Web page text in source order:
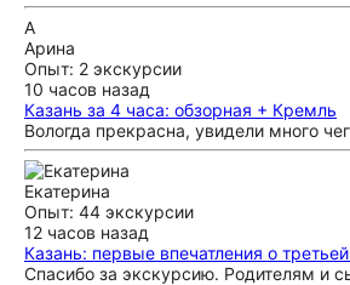
А
Арина
Опыт: 2 экскурсии
10 часов назад
Казань за 4 часа: обзорная + Кремль
Вологда прекрасна, увидели много
Екатерина
Опыт: 44 экскурсии
12 часов назад
Казань: первые впечатления о
Спасибо за экскурсию. Родителям и